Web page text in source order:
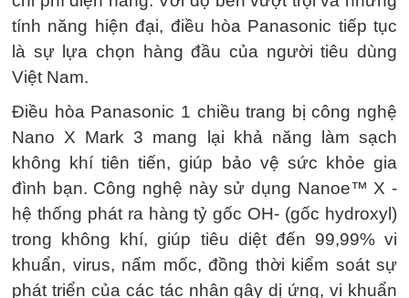
tính năng hiện đại, điều hòa Panasonic tiếp tục
là sự lựa chọn hàng đầu của người tiêu dùng
Việt Nam.
Điều hòa Panasonic 1 chiều trang bị công nghệ
Nano X Mark 3 mang lại khả năng làm sạch
không khí tiên tiến, giúp bảo vệ sức khỏe gia
đình bạn. Công nghệ này sử dụng Nanoe™ X -
hệ thống phát ra hàng tỷ gốc OH- (gốc hydroxyl)
trong không khí, giúp tiêu diệt đến 99,99% vi
khuẩn, virus, nấm mốc, đồng thời kiểm soát sự
phát triển của các tác nhân gây dị ứng, vi khuẩn